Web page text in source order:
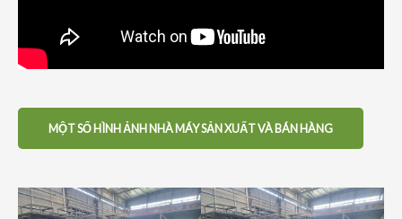
MỘT SỐ HÌNH ẢNH NHÀ MÁY SẢN XUẤT VÀ BÁN HÀNG